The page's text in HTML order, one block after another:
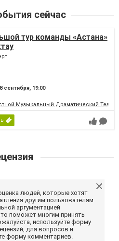
сейчас
тур команды «Астана»
сентября, 19:00
Музыкальный Драматический Театр
людей, которые хотят
другим пользователям
аргументацией
поможет многим принять
используйте форму
для вопросов и
форму комментариев.